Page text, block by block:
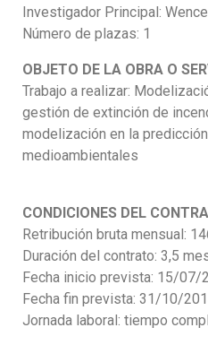
Investigador Principal:
Número de plazas: 1
OBJETO DE LA OBRA O
Trabajo a realizar:
gestión de extinción de
modelización en la
medioambientales
CONDICIONES DEL
Retribución bruta mensual:
Duración del contrato: 3,5
Fecha inicio prevista: 15/07/
Fecha fin prevista: 31/10/
Jornada laboral: tiempo